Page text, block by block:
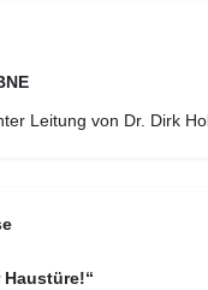
Leitung von Dr. Dirk